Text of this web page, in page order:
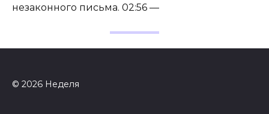
незаконного письма. 02:56 —
© 2026 Неделя